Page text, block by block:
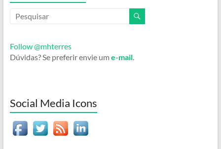
Follow @mhterres
Dúvidas? Se preferir envie ume-mail.
Social Media Icons